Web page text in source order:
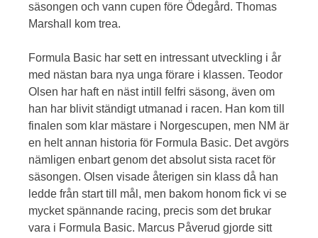
säsongen och vann cupen före Ödegård. Thomas
Marshall kom trea.
Formula Basic har sett en intressant utveckling i år
med nästan bara nya unga förare i klassen. Teodor
Olsen har haft en näst intill felfri säsong, även om
han har blivit ständigt utmanad i racen. Han kom till
finalen som klar mästare i Norgescupen, men NM är
en helt annan historia för Formula Basic. Det avgörs
nämligen enbart genom det absolut sista racet för
säsongen. Olsen visade återigen sin klass då han
ledde från start till mål, men bakom honom fick vi se
mycket spännande racing, precis som det brukar
vara i Formula Basic. Marcus Påverud gjorde sitt